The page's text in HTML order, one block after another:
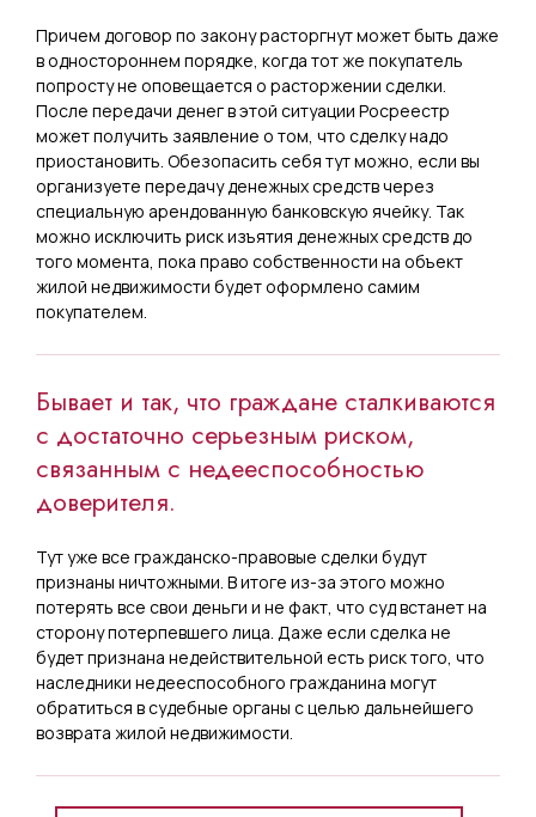
Причем договор по закону расторгнут может быть даже
в одностороннем порядке, когда тот же покупатель
попросту не оповещается о расторжении сделки.
После передачи денег в этой ситуации Росреестр
может получить заявление о том, что сделку надо
приостановить. Обезопасить себя тут можно, если вы
организуете передачу денежных средств через
специальную арендованную банковскую ячейку. Так
можно исключить риск изъятия денежных средств до
того момента, пока право собственности на объект
жилой недвижимости будет оформлено самим
покупателем.
Бывает и так, что граждане сталкиваются
с достаточно серьезным риском,
связанным с недееспособностью
доверителя.
Тут уже все гражданско-правовые сделки будут
признаны ничтожными. В итоге из-за этого можно
потерять все свои деньги и не факт, что суд встанет на
сторону потерпевшего лица. Даже если сделка не
будет признана недействительной есть риск того, что
наследники недееспособного гражданина могут
обратиться в судебные органы с целью дальнейшего
возврата жилой недвижимости.